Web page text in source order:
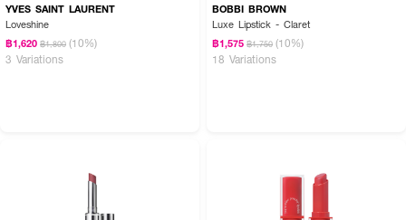
YVES SAINT LAURENT
Loveshine
฿1,620 ฿1,800 (10%)
3 Variations
BOBBI BROWN
Luxe Lipstick - Claret
฿1,575 ฿1,750 (10%)
18 Variations